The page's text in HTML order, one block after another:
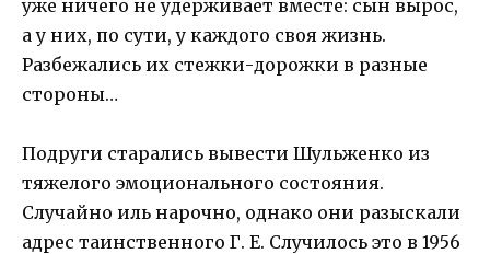
уже ничего не удерживает вместе: сын вырос,
а у них, по сути, у каждого своя жизнь.
Разбежались их стежки-дорожки в разные
стороны…
Подруги старались вывести Шульженко из
тяжелого эмоционального состояния.
Случайно иль нарочно, однако они разыскали
адрес таинственного Г. Е. Случилось это в 1956